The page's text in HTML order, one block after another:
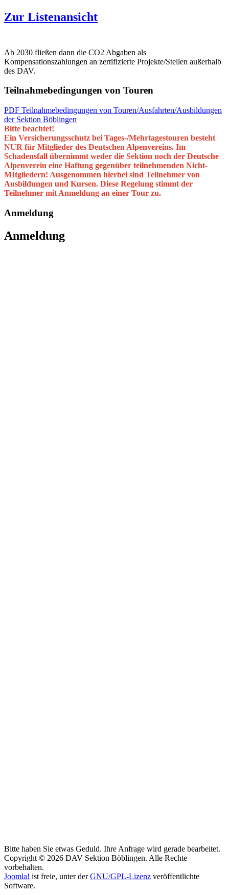
Zur Listenansicht
Ab 2030 fließen dann die CO2 Abgaben als
Kompensationszahlungen an zertifizierte Projekte/Stellen außerhalb
des DAV.
Teilnahmebedingungen von Touren
PDF Teilnahmebedingungen von Touren/Ausfahrten/Ausbildungen
der Sektion Böblingen
Bitte beachtet!
Ein Versicherungsschutz bei Tages-/Mehrtagestouren besteht
NUR für Mitglieder des Deutschen Alpenvereins. Im
Schadensfall übernimmt weder die Sektion noch der Deutsche
Alpenverein eine Haftung gegenüber teilnehmenden Nicht-
MItgliedern! Ausgenommen hierbei sind Teilnehmer von
Ausbildungen und Kursen. Diese Regelung stimmt der
Teilnehmer mit Anmeldung an einer Tour zu.
Anmeldung
Anmeldung
Bitte haben Sie etwas Geduld. Ihre Anfrage wird gerade bearbeitet.
Copyright © 2026 DAV Sektion Böblingen. Alle Rechte
vorbehalten.
Joomla! ist freie, unter derGNU/GPL-Lizenz veröffentlichte
Software.